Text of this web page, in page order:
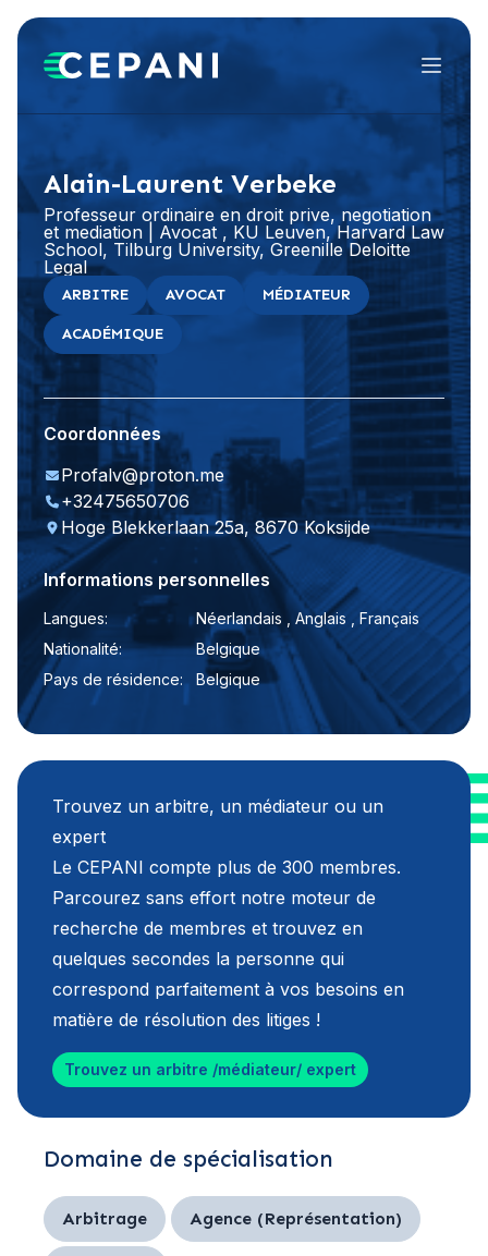
Menu
Visiter le site Web LinkedIn
Alain-Laurent Verbeke
Professeur ordinaire en droit prive, negotiation
et mediation | Avocat , KU Leuven, Harvard Law
School, Tilburg University, Greenille Deloitte
Legal
ARBITRE AVOCAT MÉDIATEUR
ACADÉMIQUE
Coordonnées
Profalv@proton.me
+32475650706
Hoge Blekkerlaan 25a, 8670 Koksijde
Informations personnelles
Langues:
Néerlandais , Anglais , Français
Nationalité:
Belgique
Pays de résidence:
Belgique
Trouvez un arbitre, un médiateur ou un
expert
Le CEPANI compte plus de 300 membres.
Parcourez sans effort notre moteur de
recherche de membres et trouvez en
quelques secondes la personne qui
correspond parfaitement à vos besoins en
matière de résolution des litiges !
Trouvez un arbitre /médiateur/ expert
Domaine de spécialisation
Arbitrage Agence (Représentation)